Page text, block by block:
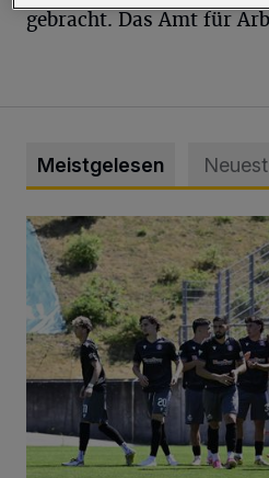
gebracht. Das Amt für
Meistgelesen
Liveticker: Wuppertaler SV –